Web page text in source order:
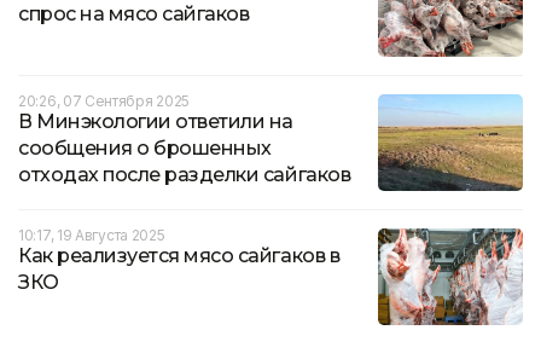
спрос на мясо сайгаков
20:26, 07 Сентября 2025
В Минэкологии ответили на
сообщения о брошенных
отходах после разделки сайгаков
10:17, 19 Августа 2025
Как реализуется мясо сайгаков в
ЗКО